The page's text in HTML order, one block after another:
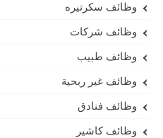
وظائف سكرتيره
وظائف شركات
وظائف طبيب
وظائف غير ربحية
وظائف فنادق
وظائف كاشير